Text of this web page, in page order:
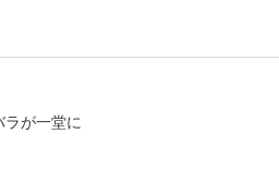
ラが一堂に